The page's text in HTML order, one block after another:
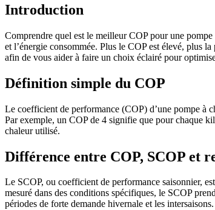
Introduction
Comprendre quel est le meilleur COP pour une
et l’énergie consommée. Plus le COP est élevé, plus
afin de vous aider à faire un choix éclairé pour
Définition simple du COP
Le coefficient de performance (COP) d’une pompe à
Par exemple, un COP de 4 signifie que pour chaque
chaleur utilisé.
Différence entre COP, SCOP et
Le SCOP, ou coefficient de performance saisonnier,
mesuré dans des conditions spécifiques, le SCOP
périodes de forte demande hivernale et les intersaisons.